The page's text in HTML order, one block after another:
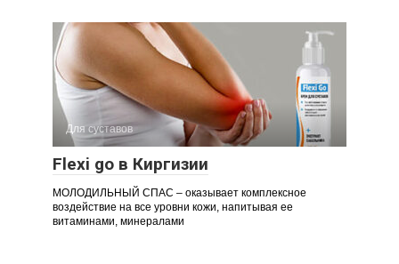
Для суставов
Flexi go в Киргизии
МОЛОДИЛЬНЫЙ СПАС – оказывает комплексное
воздействие на все уровни кожи, напитывая ее
витаминами, минералами